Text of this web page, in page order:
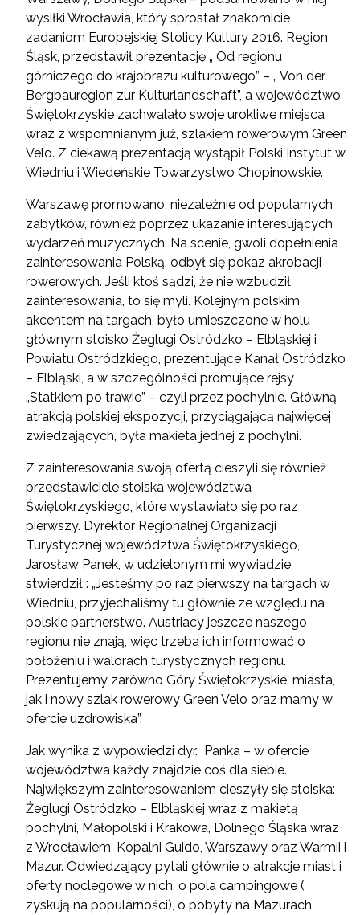
wysiłki Wrocławia, który sprostał znakomicie
zadaniom Europejskiej Stolicy Kultury 2016. Region
Śląsk, przedstawił prezentację „ Od regionu
górniczego do krajobrazu kulturowego” – „ Von der
Bergbauregion zur Kulturlandschaft”, a województwo
Świętokrzyskie zachwalało swoje urokliwe miejsca
wraz z wspomnianym już, szlakiem rowerowym Green
Velo. Z ciekawą prezentacją wystąpił Polski Instytut w
Wiedniu i Wiedeńskie Towarzystwo Chopinowskie.
Warszawę promowano, niezależnie od popularnych
zabytków, również poprzez ukazanie interesujących
wydarzeń muzycznych. Na scenie, gwoli dopełnienia
zainteresowania Polską, odbył się pokaz akrobacji
rowerowych. Jeśli ktoś sądzi, że nie wzbudził
zainteresowania, to się myli. Kolejnym polskim
akcentem na targach, było umieszczone w holu
głównym stoisko Żeglugi Ostródzko – Elbląskiej i
Powiatu Ostródzkiego, prezentujące Kanał Ostródzko
– Elbląski, a w szczególności promujące rejsy
„Statkiem po trawie” – czyli przez pochylnie. Główną
atrakcją polskiej ekspozycji, przyciągającą najwięcej
zwiedzających, była makieta jednej z pochylni.
Z zainteresowania swoją ofertą cieszyli się również
przedstawiciele stoiska województwa
Świętokrzyskiego, które wystawiało się po raz
pierwszy. Dyrektor Regionalnej Organizacji
Turystycznej województwa Świętokrzyskiego,
Jarosław Panek, w udzielonym mi wywiadzie,
stwierdził : „Jesteśmy po raz pierwszy na targach w
Wiedniu, przyjechaliśmy tu głównie ze względu na
polskie partnerstwo. Austriacy jeszcze naszego
regionu nie znają, więc trzeba ich informować o
położeniu i walorach turystycznych regionu.
Prezentujemy zarówno Góry Świętokrzyskie, miasta,
jak i nowy szlak rowerowy Green Velo oraz mamy w
ofercie uzdrowiska”.
Jak wynika z wypowiedzi dyr. Panka – w ofercie
województwa każdy znajdzie coś dla siebie.
Największym zainteresowaniem cieszyły się stoiska:
Żeglugi Ostródzko – Elbląskiej wraz z makietą
pochylni, Małopolski i Krakowa, Dolnego Śląska wraz
z Wrocławiem, Kopalni Guido, Warszawy oraz Warmii i
Mazur. Odwiedzający pytali głównie o atrakcje miast i
oferty noclegowe w nich, o pola campingowe (
zyskują na popularności), o pobyty na Mazurach,